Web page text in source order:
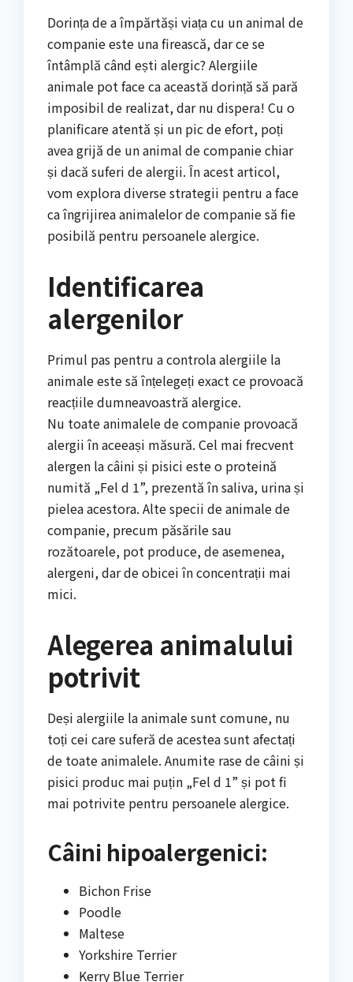
Dorința de a împărtăși viața cu un animal de
companie este una firească, dar ce se
întâmplă când ești alergic? Alergiile
animale pot face ca această dorință să pară
imposibil de realizat, dar nu dispera! Cu o
planificare atentă și un pic de efort, poți
avea grijă de un animal de companie chiar
și dacă suferi de alergii. În acest articol,
vom explora diverse strategii pentru a face
ca îngrijirea animalelor de companie să fie
posibilă pentru persoanele alergice.
Identificarea
alergenilor
Primul pas pentru a controla alergiile la
animale este să înțelegeți exact ce provoacă
reacțiile dumneavoastră alergice.
Nu toate animalele de companie provoacă
alergii în aceeași măsură. Cel mai frecvent
alergen la câini și pisici este o proteină
numită „Fel d 1”, prezentă în saliva, urina și
pielea acestora. Alte specii de animale de
companie, precum păsările sau
rozătoarele, pot produce, de asemenea,
alergeni, dar de obicei în concentrații mai
mici.
Alegerea animalului
potrivit
Deși alergiile la animale sunt comune, nu
toți cei care suferă de acestea sunt afectați
de toate animalele. Anumite rase de câini și
pisici produc mai puțin „Fel d 1” și pot fi
mai potrivite pentru persoanele alergice.
Câini hipoalergenici:
Bichon Frise
Poodle
Maltese
Yorkshire Terrier
Kerry Blue Terrier